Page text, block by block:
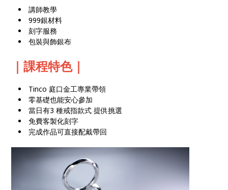
講師教學
999銀材料
刻字服務
包裝與飾銀布
｜課程特色｜
Tinco 庭口金工專業帶領
零基礎也能安心參加
當日有3 種戒指款式 提供挑選
免費客製化刻字
完成作品可直接配戴帶回